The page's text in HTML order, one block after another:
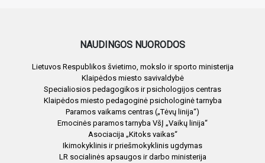
NAUDINGOS NUORODOS
Lietuvos Respublikos švietimo, mokslo ir sporto ministerija
Klaipėdos miesto savivaldybė
Specialiosios pedagogikos ir psichologijos centras
Klaipėdos miesto pedagoginė psichologinė tarnyba
Paramos vaikams centras („Tėvų linija“)
Emocinės paramos tarnyba VšĮ „Vaikų linija“
Asociacija „Kitoks vaikas“
Ikimokyklinis ir priešmokyklinis ugdymas
LR socialinės apsaugos ir darbo ministerija